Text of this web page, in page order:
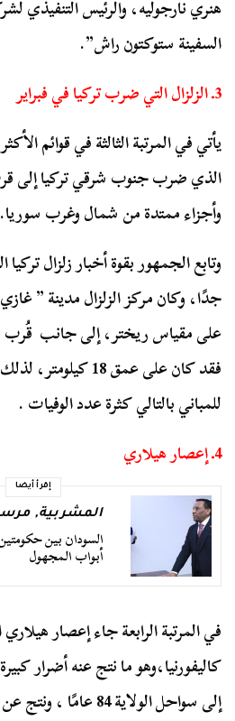
السفينة ستوكتون راش”.
3ـ الزلزال التي ضرب تركيا في فبراير
يأتي في المرتبة الثالثة في قوائم
الذي ضرب جنوب شرقي تركيا إلى
وأجزاء ممتدة من شمال وغرب سوريا.
وتابع الجمهور بقوة أخبار زلزال
على مقياس ريختر، إلى جانب
فقد كان على عمق 18
للمباني بالتالي كثرة عدد الوفيات .
4ـ إعصار هيلاري
إقرأ أيضا
المشربية,
السودان بين
أبواب المجهول
في المرتبة الرابعة جاء إعصار
كاليفورنيا،وهو ما نتج عنه أضرار
إلى سواحل الولاية